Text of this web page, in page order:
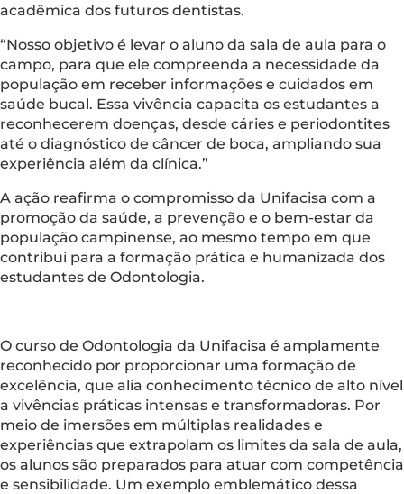
acadêmica dos futuros dentistas.
“Nosso objetivo é levar o aluno da sala de aula para o
campo, para que ele compreenda a necessidade da
população em receber informações e cuidados em
saúde bucal. Essa vivência capacita os estudantes a
reconhecerem doenças, desde cáries e periodontites
até o diagnóstico de câncer de boca, ampliando sua
experiência além da clínica.”
A ação reafirma o compromisso da Unifacisa com a
promoção da saúde, a prevenção e o bem-estar da
população campinense, ao mesmo tempo em que
contribui para a formação prática e humanizada dos
estudantes de Odontologia.
O curso de Odontologia da Unifacisa é amplamente
reconhecido por proporcionar uma formação de
excelência, que alia conhecimento técnico de alto nível
a vivências práticas intensas e transformadoras. Por
meio de imersões em múltiplas realidades e
experiências que extrapolam os limites da sala de aula,
os alunos são preparados para atuar com competência
e sensibilidade. Um exemplo emblemático dessa